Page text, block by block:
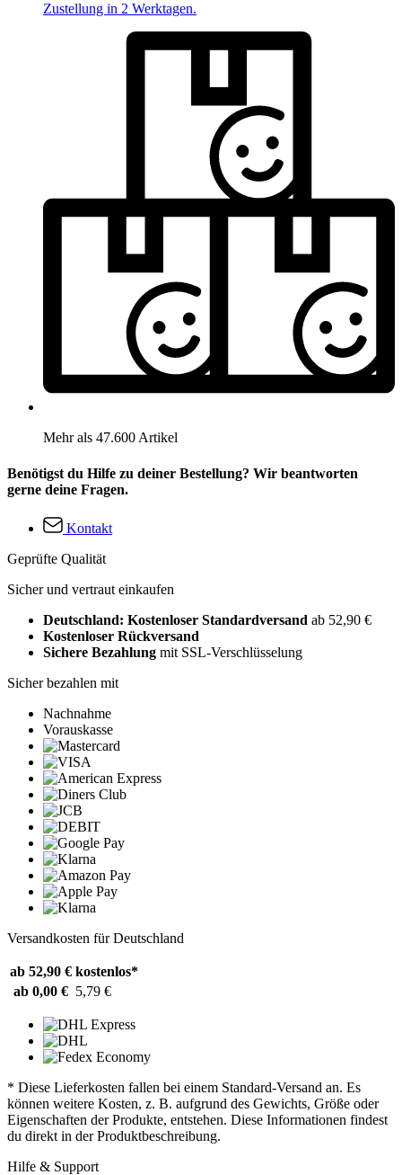
Zustellung in 2 Werktagen.
Mehr als 47.600 Artikel
Benötigst du Hilfe zu deiner Bestellung? Wir beantworten
gerne deine Fragen.
Kontakt
Geprüfte Qualität
Sicher und vertraut einkaufen
Deutschland: Kostenloser Standardversand ab 52,90 €
Kostenloser Rückversand
Sichere Bezahlung mit SSL-Verschlüsselung
Sicher bezahlen mit
Nachnahme
Vorauskasse
Versandkosten für Deutschland
ab 52,90 € kostenlos*
ab 0,00 € 5,79 €
* Diese Lieferkosten fallen bei einem Standard-Versand an. Es
können weitere Kosten, z. B. aufgrund des Gewichts, Größe oder
Eigenschaften der Produkte, entstehen. Diese Informationen findest
du direkt in der Produktbeschreibung.
Hilfe & Support